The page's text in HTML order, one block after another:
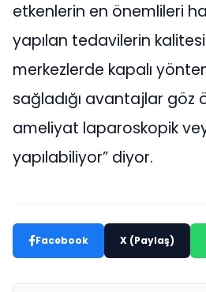
etkenlerin en önemlileri
yapılan tedavilerin
merkezlerde kapalı
sağladığı avantajlar
ameliyat laparoskopik
yapılabiliyor” diyor.
Facebook X (Paylaş)